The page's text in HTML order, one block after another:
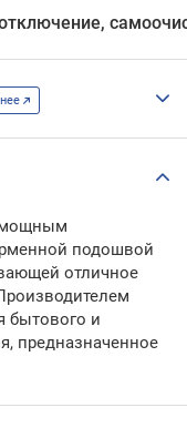
мощным
подошвой
отличное
бытового и
предназначенное